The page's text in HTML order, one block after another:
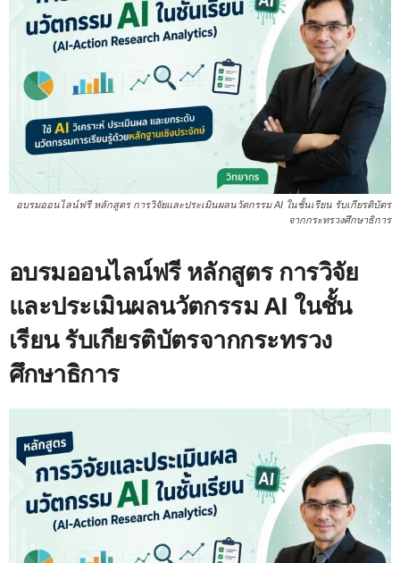
อบรมออนไลน์ฟรี หลักสูตร การวิจัยและประเมินผลนวัตกรรม AI ในชั้นเรียน รับเกียรติบัตร
จากกระทรวงศึกษาธิการ
อบรมออนไลน์ฟรี หลักสูตร การวิจัย
และประเมินผลนวัตกรรม AI ในชั้น
เรียน รับเกียรติบัตรจากกระทรวง
ศึกษาธิการ